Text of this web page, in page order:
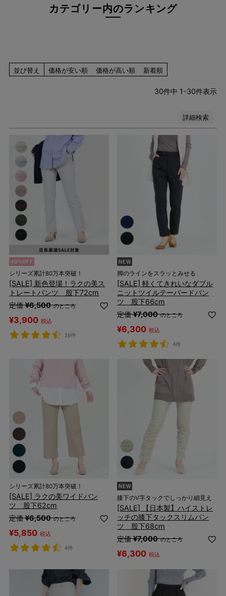
カテゴリー内のランキング
並び替え 価格が安い順 価格が高い順 新着順
30件中 1-30件表示
詳細検索
グリーン系
在庫なし商品を表示しない
シリーズ累計80万本突破！
[SALE] 新色登場！ラクの美ス
トレートパンツ 股下72cm
定価 ¥6,500 のところ
¥3,900 税込
16件
脚のラインをスラッとみせる
[SALE] 軽くてきれいなダブル
ニットツイルテーパードパン
ツ 股下66cm
定価 ¥7,000 のところ
¥6,300 税込
4件
シリーズ累計80万本突破！
[SALE] ラクの美ワイドパン
ツ 股下62cm
定価 ¥6,500 のところ
¥5,850 税込
4件
膝下のV字タックでしっかり細見え
[SALE] 【日本製】ハイストレ
ッチの膝下タックスリムパン
ツ 股下68cm
定価 ¥7,000 のところ
¥6,300 税込